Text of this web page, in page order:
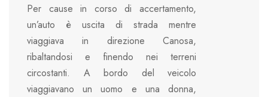
Per cause in corso di accertamento,
un’auto è uscita di strada mentre
viaggiava in direzione Canosa,
ribaltandosi e finendo nei terreni
circostanti. A bordo del veicolo
viaggiavano un uomo e una donna,